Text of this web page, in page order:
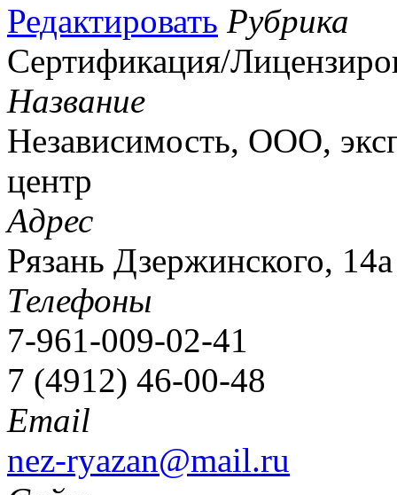
Редактировать Рубрика
Сертификация/
Название
Независимость, ООО,
центр
Адрес
Рязань Дзержинского,
Телефоны
7-961-009-02-41
7 (4912) 46-00-48
Email
nez-ryazan@mail.ru